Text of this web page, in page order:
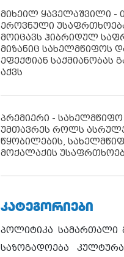
მიხეილ ყაველაშვილი -
ეროვნული
მოიცავს ჰიბრიდულ
მიზანიც სახელმწიფოს
ეფექტიან საქმიანობას
აქვს
პრემიერი -
უმთავრეს როლს
წყობილების,
მოქალაქის
ᲙᲐᲢᲔᲒᲝᲠᲘᲔᲑᲘ
პოლიტიკა სამართალი
საზოგადოება
კულტურა